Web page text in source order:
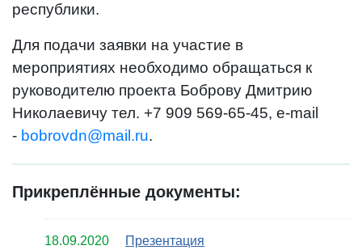
республики.
Для подачи заявки на участие в
мероприятиях необходимо обращаться к
руководителю проекта Боброву Дмитрию
Николаевичу тел. +7 909 569-65-45, e-mail
- bobrovdn@mail.ru.
Прикреплённые документы:
18.09.2020 Презентация